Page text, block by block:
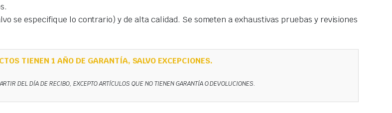
se especifique lo contrario) y de alta calidad. Se someten a exhaustivas pruebas y revisiones
TIENEN 1 AÑO DE GARANTÍA, SALVO EXCEPCIONES.
DEL DÍA DE RECIBO, EXCEPTO ARTÍCULOS QUE NO TIENEN GARANTÍA O DEVOLUCIONES.